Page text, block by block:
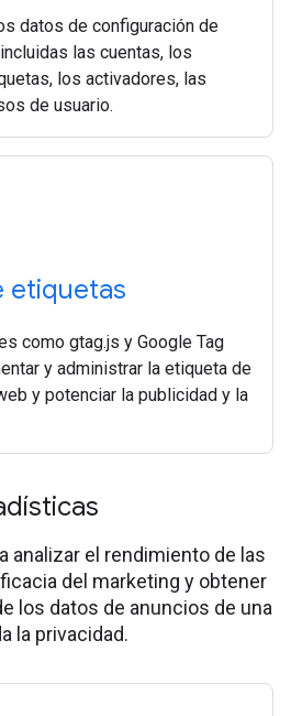
datos de configuración de
las cuentas, los
los activadores, las
de usuario.
etiquetas
como gtag.js y Google Tag
y administrar la etiqueta de
y potenciar la publicidad y la
analizar el rendimiento de las
del marketing y obtener
los datos de anuncios de una
la privacidad.